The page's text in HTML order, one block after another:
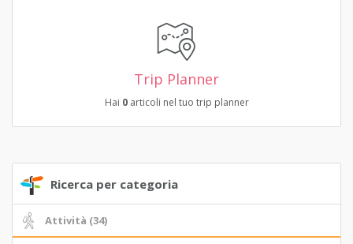
Trip Planner
Hai 0articoli nel tuo trip planner
Ricerca per categoria
Attività (34)